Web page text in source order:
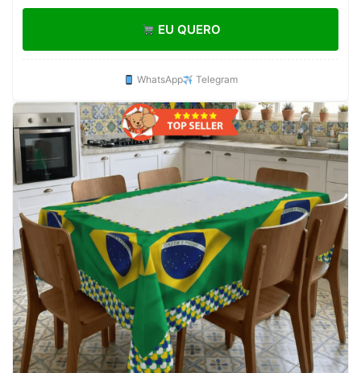
mundo envio imediato
EU QUERO
WhatsApp Telegram